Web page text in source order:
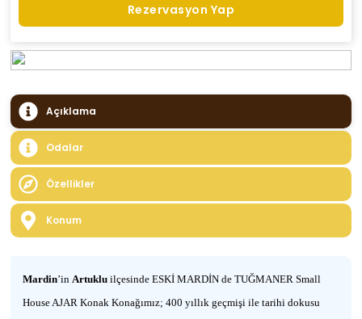
Rezervasyon Yap
Açıklama
Odalar
Özellikler
Konum
Mardin’inArtuklu ilçesinde ESKİ MARDİN de TUĞMANER Small
House AJAR KonakKonağımız; 400 yıllık geçmişi ile tarihi dokusu